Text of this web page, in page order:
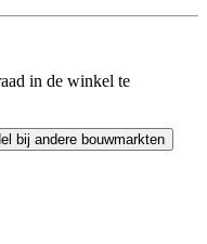
in de winkel te
bij andere bouwmarkten